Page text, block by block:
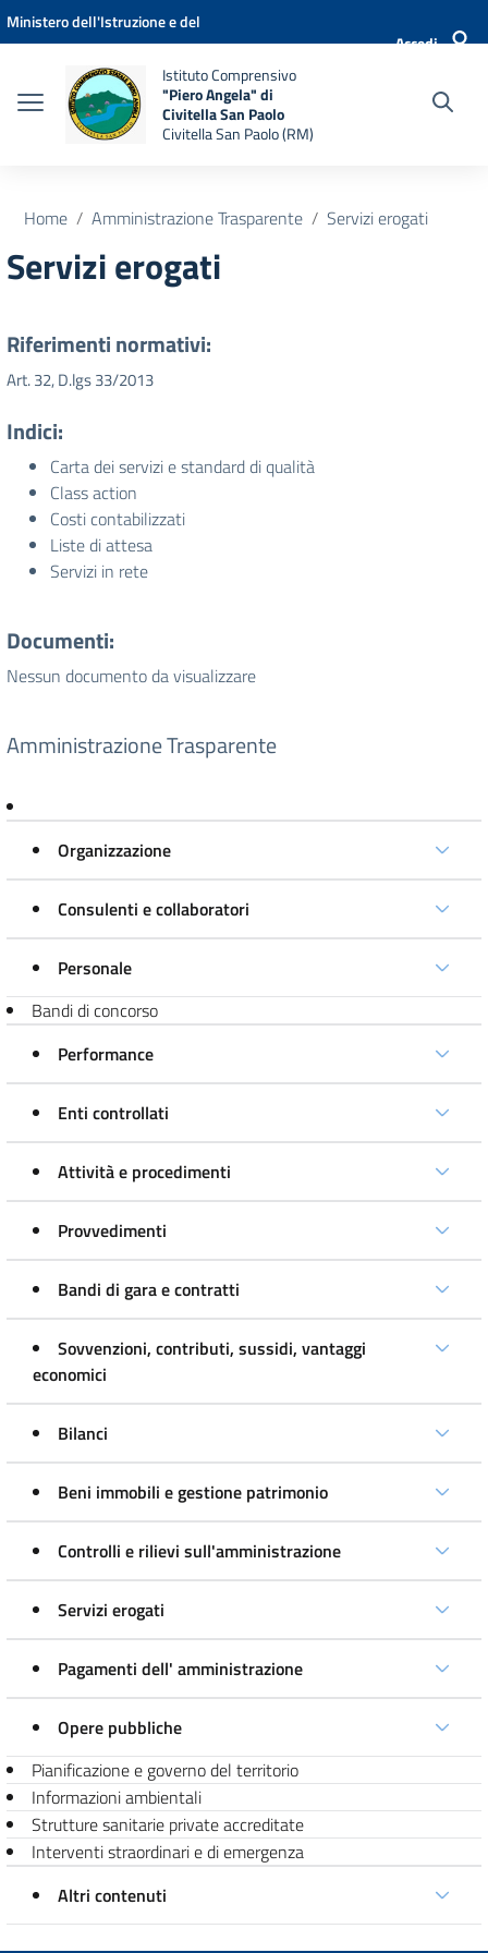
Vai ai contenuti
Vai al menu di navigazione
Vai al footer
Ministero dell'Istruzione e del
Accedi
Istituto Comprensivo
"Piero Angela" di
Civitella San Paolo
Civitella San Paolo (RM)
Home Amministrazione Trasparente Servizi erogati
Servizi erogati
Riferimenti normativi:
Art. 32, D.lgs 33/2013
Indici:
Carta dei servizi e standard di qualità
Class action
Costi contabilizzati
Liste di attesa
Servizi in rete
Documenti:
Nessun documento da visualizzare
Amministrazione Trasparente
Organizzazione
Consulenti e collaboratori
Personale
Bandi di concorso
Performance
Enti controllati
Attività e procedimenti
Provvedimenti
Bandi di gara e contratti
Sovvenzioni, contributi, sussidi, vantaggi
economici
Bilanci
Beni immobili e gestione patrimonio
Controlli e rilievi sull'amministrazione
Servizi erogati
Pagamenti dell' amministrazione
Opere pubbliche
Pianificazione e governo del territorio
Informazioni ambientali
Strutture sanitarie private accreditate
Interventi straordinari e di emergenza
Altri contenuti